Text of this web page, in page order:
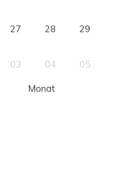
27 28 29
03 04 05
Monat